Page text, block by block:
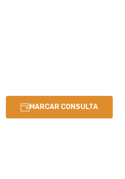
MARCAR CONSULTA